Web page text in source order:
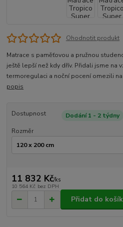
Ohodnotit produkt
Matrace s paměťovou a pružnou
ještě lepší než kdy dřív. Přidali jsme na
termoregulaci a noční pocení omezili
popis
Dostupnost
Dodání 1 - 2 týdny
Rozměr
11 832 Kč/ks
10 564 Kč bez DPH
Přidat do